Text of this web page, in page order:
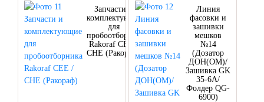
Запчасти и
комплектующие
для
пробоотборника
Rakoraf CEE /
CHЕ (Ракораф)
Линия
фасовки и
зашивки
мешков
№14
(Дозатор
ДОН(ОМ)/
Зашивка GK
35-6A/
Фолдер QG-
6900)